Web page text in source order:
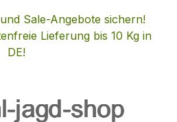
Sale-Angebote sichern!
Lieferung bis 10 Kg in
DE!